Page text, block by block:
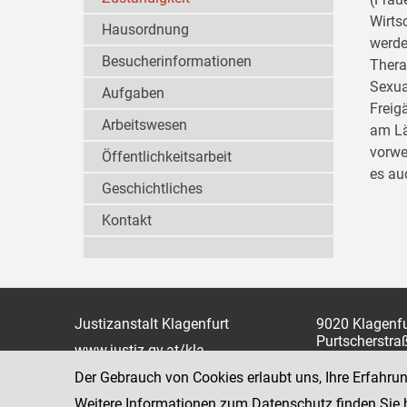
am
es
Hausordnung
Besucherinformationen
Aufgaben
Arbeitswesen
Öffentlichkeitsarbeit
Geschichtliches
Kontakt
Justizanstalt Klagenfurt
www.justiz.gv.at/kla
Dienststelle: 726
9020
Telefon: +43
Der Gebrauch von Cookies erlaubt uns, Ihre